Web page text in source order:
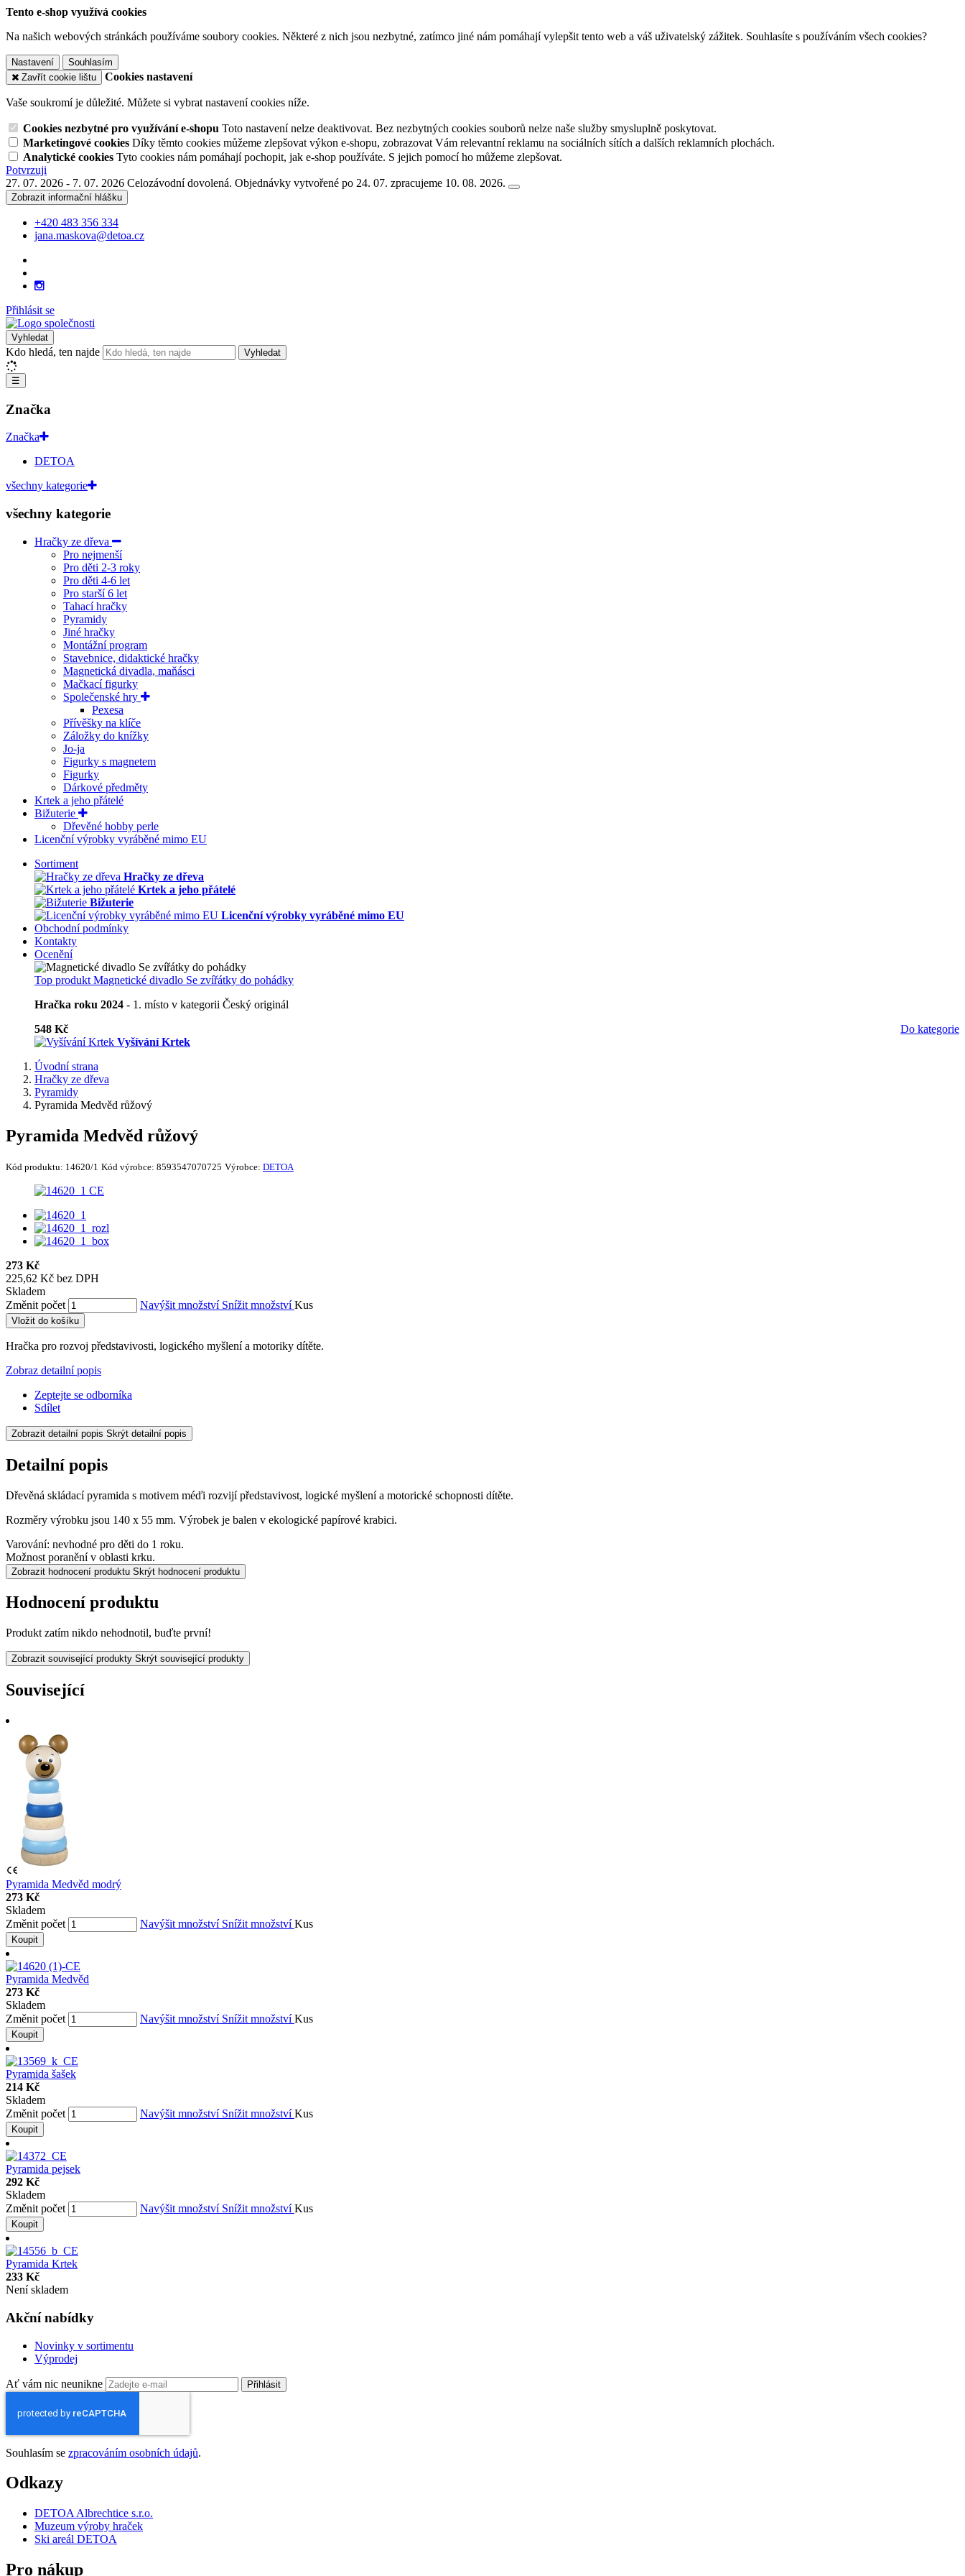
Tento e-shop využívá cookies
Na našich webových stránkách používáme soubory cookies. Některé z nich jsou nezbytné, zatímco jiné nám pomáhají vylepšit tento web a váš uživatelský zážitek. Souhlasíte s používáním všech cookies?
Nastavení
Souhlasím
Zavřít cookie lištu
Cookies nastavení
Vaše soukromí je důležité. Můžete si vybrat nastavení cookies níže.
Cookies nezbytné pro využívání e-shopu Toto nastavení nelze deaktivovat. Bez nezbytných cookies souborů nelze naše služby smysluplně poskytovat.
Marketingové cookies Díky těmto cookies můžeme zlepšovat výkon e-shopu, zobrazovat Vám relevantní reklamu na sociálních sítích a dalších reklamních plochách.
Analytické cookies Tyto cookies nám pomáhají pochopit, jak e-shop používáte. S jejich pomocí ho můžeme zlepšovat.
Potvrzuji
27. 07. 2026 - 7. 07. 2026 Celozávodní dovolená. Objednávky vytvořené po 24. 07. zpracujeme 10. 08. 2026.
Zobrazit informační hlášku
+420 483 356 334
jana.maskova@detoa.cz
Přihlásit se
Vyhledat
Kdo hledá, ten najde Vyhledat
☰
Značka
Značka
DETOA
všechny kategorie
všechny kategorie
Hračky ze dřeva
Pro nejmenší
Pro děti 2-3 roky
Pro děti 4-6 let
Pro starší 6 let
Tahací hračky
Pyramidy
Jiné hračky
Montážní program
Stavebnice, didaktické hračky
Magnetická divadla, maňásci
Mačkací figurky
Společenské hry
Pexesa
Přívěšky na klíče
Záložky do knížky
Jo-ja
Figurky s magnetem
Figurky
Dárkové předměty
Krtek a jeho přátelé
Bižuterie
Dřevěné hobby perle
Licenční výrobky vyráběné mimo EU
Sortiment
Hračky ze dřeva
Krtek a jeho přátelé
Bižuterie
Licenční výrobky vyráběné mimo EU
Obchodní podmínky
Kontakty
Ocenění
Top produkt Magnetické divadlo Se zvířátky do pohádky
Hračka roku 2024 - 1. místo v kategorii Český originál
548 Kč
Do kategorie
Vyšívání Krtek
Úvodní strana
Hračky ze dřeva
Pyramidy
Pyramida Medvěd růžový
Pyramida Medvěd růžový
Kód produktu: 14620/1 Kód výrobce: 8593547070725 Výrobce: DETOA
273 Kč
225,62 Kč bez DPH
Skladem
Změnit počet
Navýšit množství Snížit množstvíKus
Vložit do košíku
Hračka pro rozvoj představivosti, logického myšlení a motoriky dítěte.
Zobraz detailní popis
Zeptejte se odborníka
Sdílet
Zobrazit detailní popis Skrýt detailní popis
Detailní popis
Dřevěná skládací pyramida s motivem méďi rozvijí představivost, logické myšlení a motorické schopnosti dítěte.
Rozměry výrobku jsou 140 x 55 mm. Výrobek je balen v ekologické papírové krabici.
Varování: nevhodné pro děti do 1 roku.
Možnost poranění v oblasti krku.
Zobrazit hodnocení produktu Skrýt hodnocení produktu
Hodnocení produktu
Produkt zatím nikdo nehodnotil, buďte první!
Zobrazit související produkty Skrýt související produkty
Související
Pyramida Medvěd modrý
273 Kč
Skladem
Změnit počet
Navýšit množství Snížit množstvíKus
Koupit
Pyramida Medvěd
273 Kč
Skladem
Změnit počet
Navýšit množství Snížit množstvíKus
Koupit
Pyramida šašek
214 Kč
Skladem
Změnit počet
Navýšit množství Snížit množstvíKus
Koupit
Pyramida pejsek
292 Kč
Skladem
Změnit počet
Navýšit množství Snížit množstvíKus
Koupit
Pyramida Krtek
233 Kč
Není skladem
Akční nabídky
Novinky v sortimentu
Výprodej
Ať vám nic neunikne Přihlásit
Souhlasím se zpracováním osobních údajů.
Odkazy
DETOA Albrechtice s.r.o.
Muzeum výroby hraček
Ski areál DETOA
Pro nákup